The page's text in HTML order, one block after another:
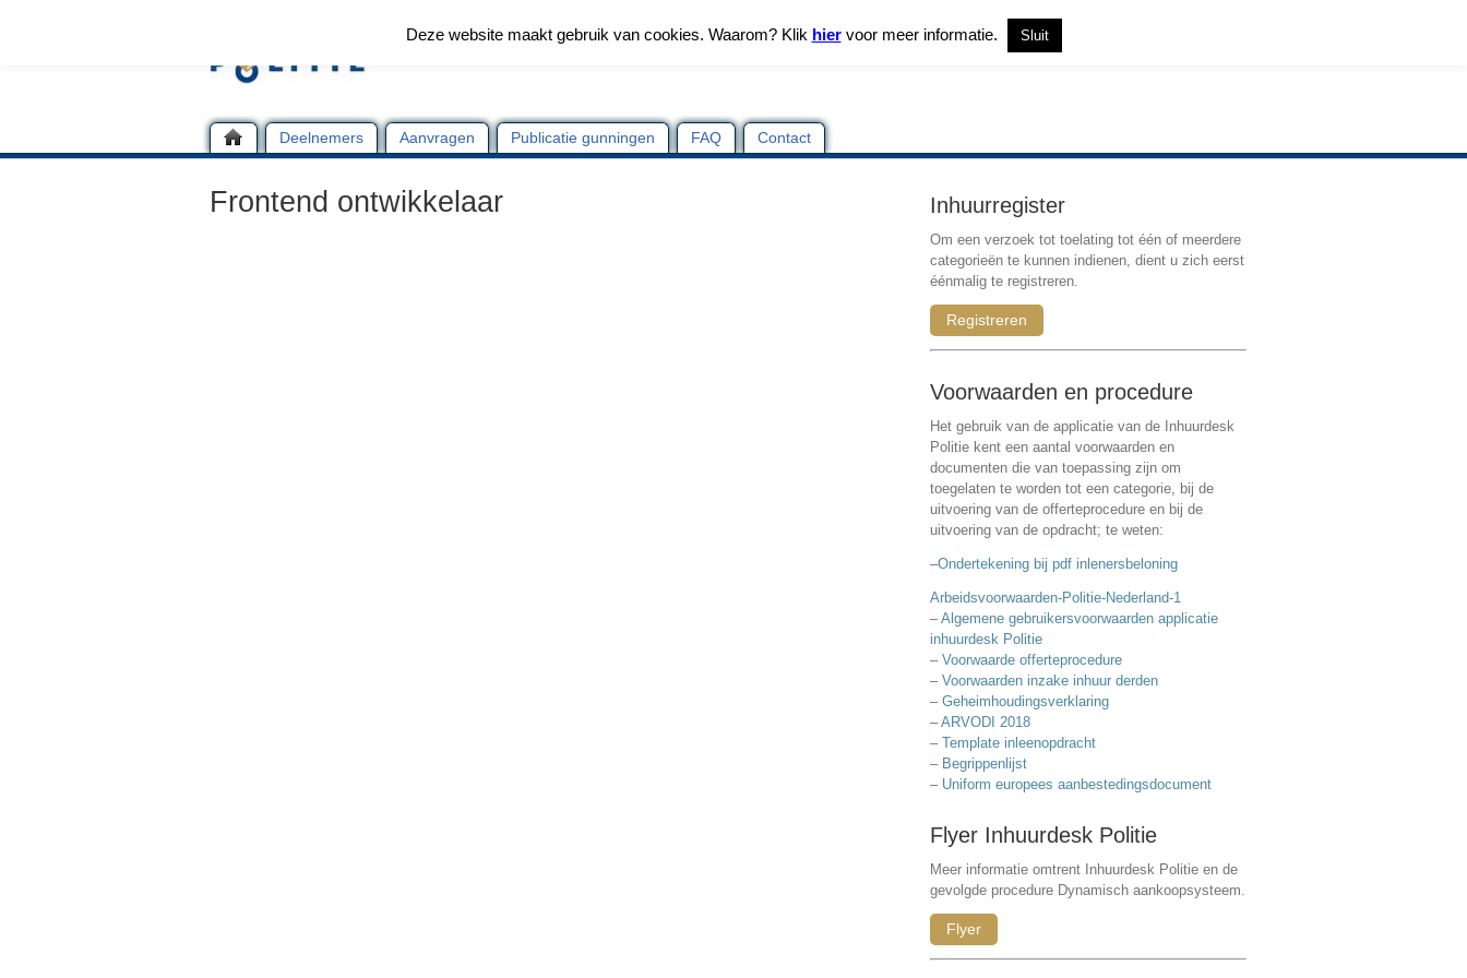
Deelnemers Aanvragen Publicatie gunningen FAQ Contact
Frontend ontwikkelaar Inhuurregister
Om een verzoek tot toelating tot één of meerdere
categorieën te kunnen indienen, dient u zich eerst
éénmalig te registreren.
Registreren
Voorwaarden en procedure
Het gebruik van de applicatie van de Inhuurdesk
Politie kent een aantal voorwaarden en
documenten die van toepassing zijn om
toegelaten te worden tot een categorie, bij de
uitvoering van de offerteprocedure en bij de
uitvoering van de opdracht; te weten:
–Ondertekening bij pdf inlenersbeloning
Arbeidsvoorwaarden-Politie-Nederland-1
–Algemene gebruikersvoorwaarden applicatie
inhuurdesk Politie
– Voorwaarde offerteprocedure
– Voorwaarden inzake inhuur derden
– Geheimhoudingsverklaring
–ARVODI 2018
– Template inleenopdracht
– Begrippenlijst
– Uniform europees aanbestedingsdocument
Flyer Inhuurdesk Politie
Meer informatie omtrent Inhuurdesk Politie en de
gevolgde procedure Dynamisch aankoopsysteem.
Flyer
Deze website maakt gebruik van cookies. Waarom? Klik hiervoor meer informatie. Sluit